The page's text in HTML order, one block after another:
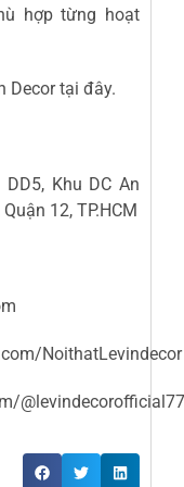
hợp từng hoạt
Decortại đây.
Khu DC An
12, TP.HCM
NoithatLevindecor